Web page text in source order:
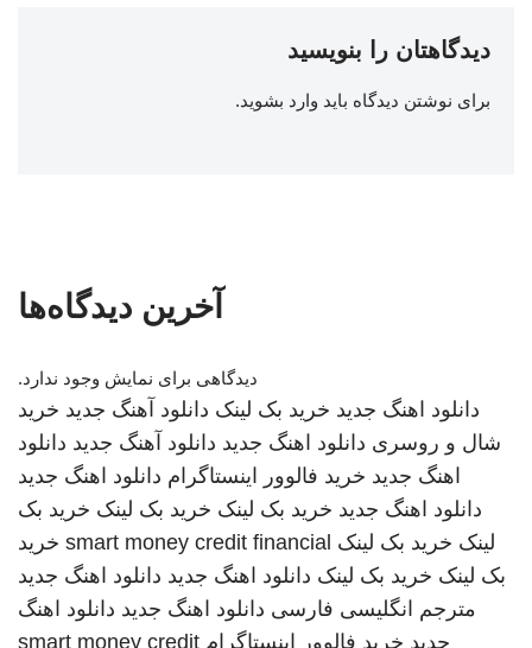
دیدگاهتان را بنویسید
برای نوشتن دیدگاه باید وارد بشوید.
آخرین دیدگاه‌ها
دیدگاهی برای نمایش وجود ندارد.
دانلود اهنگ جدید خرید بک لینک دانلود آهنگ جدید خرید
شال و روسری دانلود اهنگ جدید دانلود آهنگ جدید دانلود
اهنگ جدید خرید فالوور اینستاگرام دانلود اهنگ جدید
دانلود اهنگ جدید خرید بک لینک خرید بک لینک خرید بک
لینک خرید بک لینک smart money credit financial خرید
بک لینک خرید بک لینک دانلود اهنگ جدید دانلود اهنگ جدید
مترجم انگلیسی فارسی دانلود اهنگ جدید دانلود اهنگ
جدید خرید فالوور اینستاگرام smart money credit